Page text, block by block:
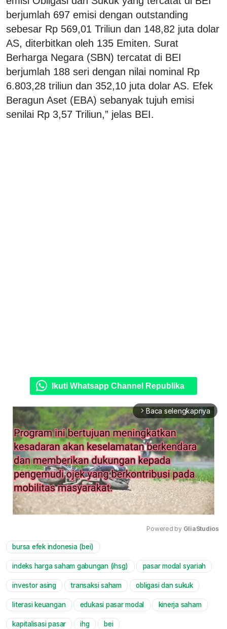
berjumlah 697 emisi dengan outstanding
sebesar Rp 569,01 Triliun dan 148,82 juta dolar
AS, diterbitkan oleh 135 Emiten. Surat
Berharga Negara (SBN) tercatat di BEI
berjumlah 188 seri dengan nilai nominal Rp
6.803,28 triliun dan 352,10 juta dolar AS. Efek
Beragun Aset (EBA) sebanyak tujuh emisi
senilai Rp 3,57 Triliun,” jelas BEI.
Ikuti Whatsapp Channel Republika
arrow_forward_ios Baca selengkapnya
Powered by GliaStudios
bursa efek indonesia (bei)
indeks harga saham gabungan (ihsg) pasar modal syariah
investor asing transaksi saham obligasi dan sukuk
literasi keuangan edukasi pasar modal kinerja saham
kapitalisasi pasar ihg bei